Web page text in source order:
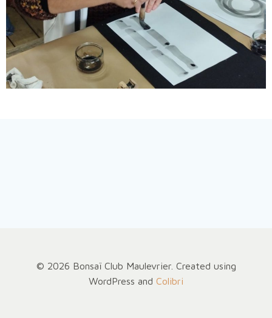
© 2026 Bonsaï Club Maulevrier. Created using
WordPress and Colibri